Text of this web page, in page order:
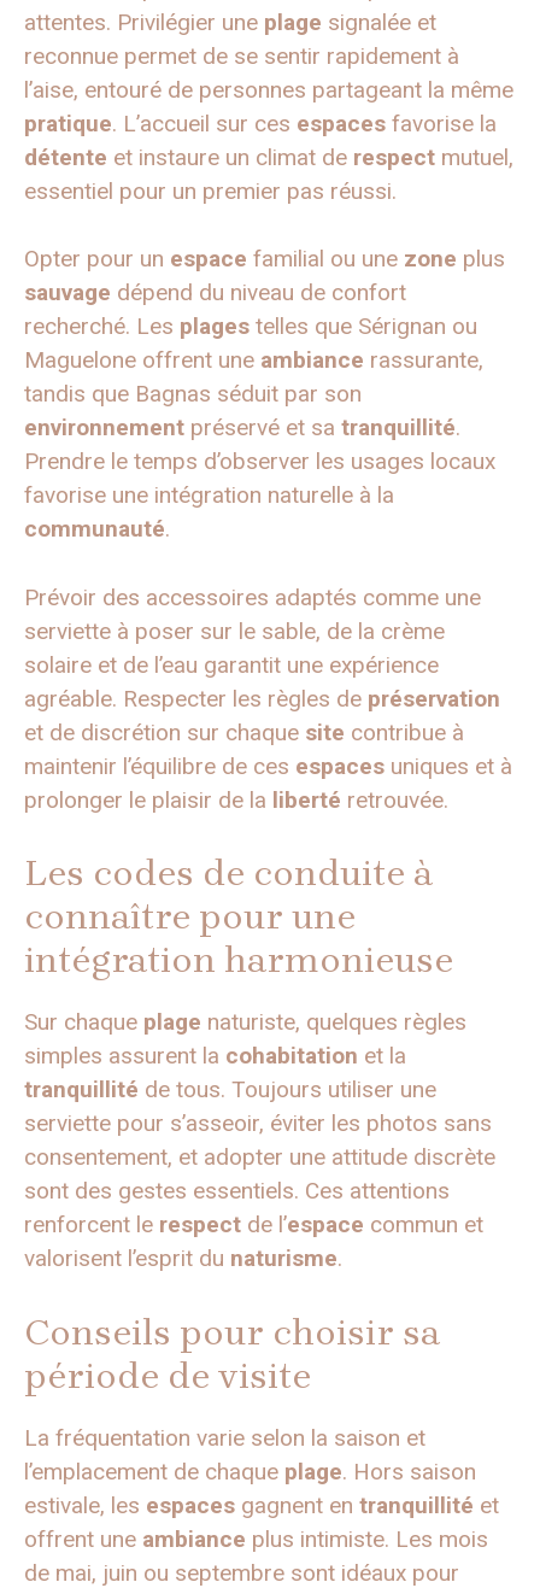
attentes. Privilégier une plage signalée et
reconnue permet de se sentir rapidement à
l’aise, entouré de personnes partageant la même
pratique. L’accueil sur ces espaces favorise la
détente et instaure un climat de respect mutuel,
essentiel pour un premier pas réussi.
Opter pour un espace familial ou une zone plus
sauvage dépend du niveau de confort
recherché. Les plages telles que Sérignan ou
Maguelone offrent une ambiance rassurante,
tandis que Bagnas séduit par son
environnement préservé et sa tranquillité.
Prendre le temps d’observer les usages locaux
favorise une intégration naturelle à la
communauté.
Prévoir des accessoires adaptés comme une
serviette à poser sur le sable, de la crème
solaire et de l’eau garantit une expérience
agréable. Respecter les règles de préservation
et de discrétion sur chaque site contribue à
maintenir l’équilibre de ces espaces uniques et à
prolonger le plaisir de la liberté retrouvée.
Les codes de conduite à
connaître pour une
intégration harmonieuse
Sur chaque plage naturiste, quelques règles
simples assurent la cohabitation et la
tranquillité de tous. Toujours utiliser une
serviette pour s’asseoir, éviter les photos sans
consentement, et adopter une attitude discrète
sont des gestes essentiels. Ces attentions
renforcent le respect de l’espace commun et
valorisent l’esprit du naturisme.
Conseils pour choisir sa
période de visite
La fréquentation varie selon la saison et
l’emplacement de chaque plage. Hors saison
estivale, les espaces gagnent en tranquillité et
offrent une ambiance plus intimiste. Les mois
de mai, juin ou septembre sont idéaux pour